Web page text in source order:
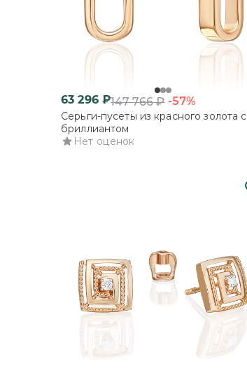
63 296₽147 766₽ -57%
Серьги-пусеты из красного золота с
бриллиантом
Нет оценок